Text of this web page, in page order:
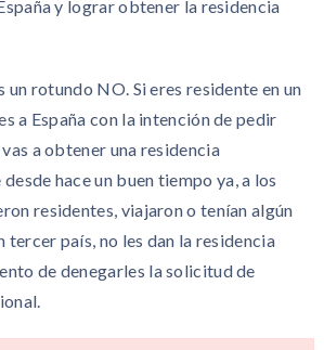
y lograr obtener la residencia
un rotundo NO. Si eres residente en un
a España con la intención de pedir
a obtener una residencia
hace un buen tiempo ya, a los
residentes, viajaron o tenían algún
tercer país, no les dan la residencia
de denegarles la solicitud de